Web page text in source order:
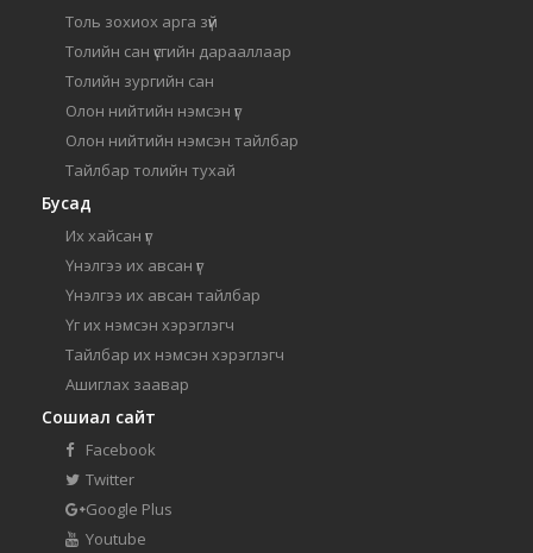
Толь зохиох арга зүй
Толийн сан үсгийн дарааллаар
Толийн зургийн сан
Олон нийтийн нэмсэн үг
Олон нийтийн нэмсэн тайлбар
Тайлбар толийн тухай
Бусад
Их хайсан үг
Үнэлгээ их авсан үг
Үнэлгээ их авсан тайлбар
Үг их нэмсэн хэрэглэгч
Тайлбар их нэмсэн хэрэглэгч
Ашиглах заавар
Сошиал сайт
Facebook
Twitter
Google Plus
Youtube